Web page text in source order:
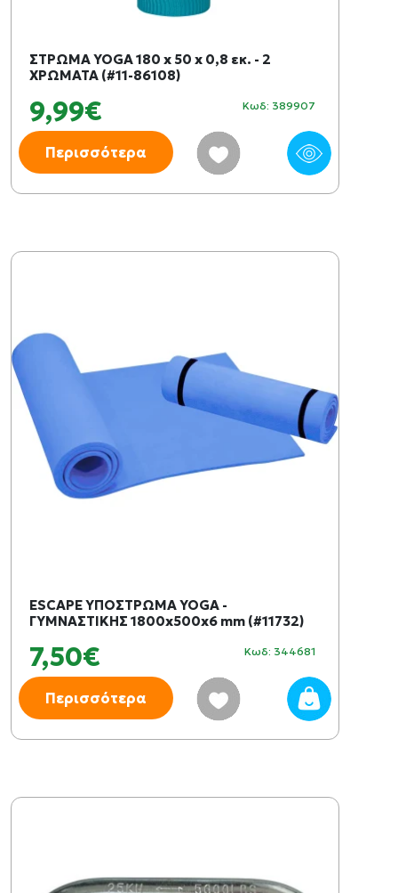
ΣΤΡΩΜΑ YOGA 180 x 50 x 0,8 εκ. - 2
ΧΡΩΜΑΤΑ (#11-86108)
9,99€ Κωδ: 389907
Περισσότερα
ESCAPE ΥΠΟΣΤΡΩΜΑ YOGA -
ΓΥΜΝΑΣΤΙΚΗΣ 1800x500x6 mm (#11732)
7,50€ Κωδ: 344681
Περισσότερα